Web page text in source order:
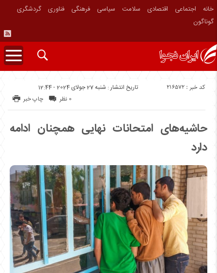
خانه اجتماعی اقتصادی سلامت سیاسی فرهنگی فناوری
گردشگری
گوناگون
تاریخ انتشار : شنبه 27 جولای 2024 - 12:44 کد خبر : 216572
چاپ خبر 0 نظر
حاشیه‌های امتحانات نهایی همچنان ادامه
دارد